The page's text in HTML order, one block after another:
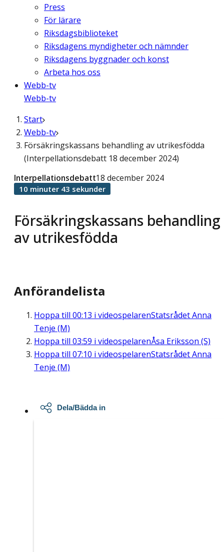
Press
För lärare
Riksdagsbiblioteket
Riksdagens myndigheter och nämnder
Riksdagens byggnader och konst
Arbeta hos oss
Webb-tv
Webb-tv
Start
Webb-tv
Försäkringskassans behandling av utrikesfödda
(Interpellationsdebatt 18 december 2024)
Försäkringskassans behandling
av utrikesfödda
Interpellationsdebatt18 december 2024
10 minuter 43 sekunder
Anförandelista
Hoppa till 00:13 i videospelarenStatsrådet Anna
Tenje (M)
Hoppa till 03:59 i videospelarenÅsa Eriksson (S)
Hoppa till 07:10 i videospelarenStatsrådet Anna
Tenje (M)
Dela/Bädda in